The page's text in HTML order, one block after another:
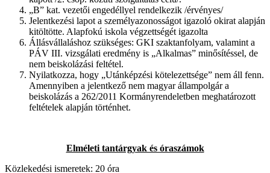
„B” kat. vezetői engedéllyel rendelkezik /érvényes/
Jelentkezési lapot a személyazonosságot igazoló okirat alapján
kitöltötte. Alapfokú iskola végzettségét igazolta
Állásvállaláshoz szükséges: GKI szaktanfolyam, valamint a
PÁV III. vizsgálati eredmény is „Alkalmas” minősítéssel, de
nem beiskolázási feltétel.
Nyilatkozza, hogy „Utánképzési kötelezettsége” nem áll fenn.
Amennyiben a jelentkező nem magyar állampolgár a
beiskolázás a 262/2011 Kormányrendeletben meghatározott
feltételek alapján történhet.
Elméleti tantárgyak és óraszámok
Közlekedési ismeretek: 20 óra